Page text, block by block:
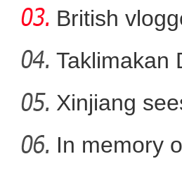
此心
British
Taklimakan
Xinjiang
In memory